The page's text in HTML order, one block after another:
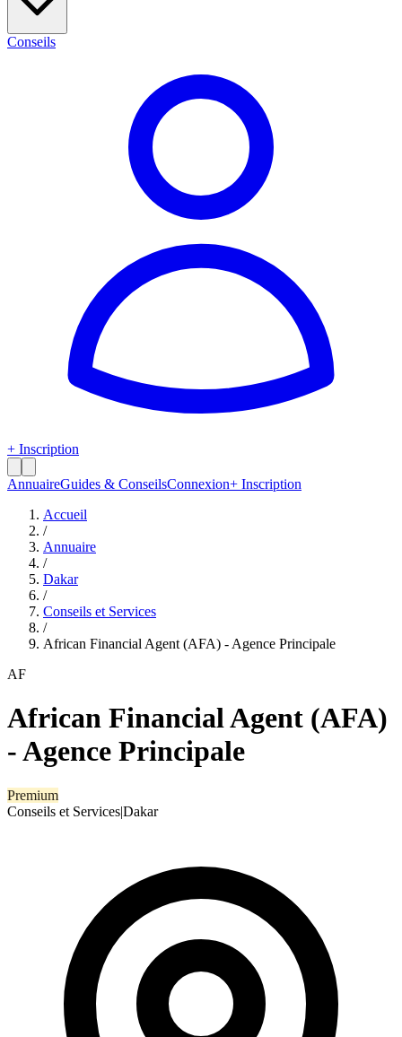
Conseils
+ Inscription
AnnuaireGuides & ConseilsConnexion+ Inscription
Accueil
/
Annuaire
/
Dakar
/
Conseils et Services
/
African Financial Agent (AFA) - Agence Principale
AF
African Financial Agent (AFA)
- Agence Principale
Premium
Conseils et Services|Dakar